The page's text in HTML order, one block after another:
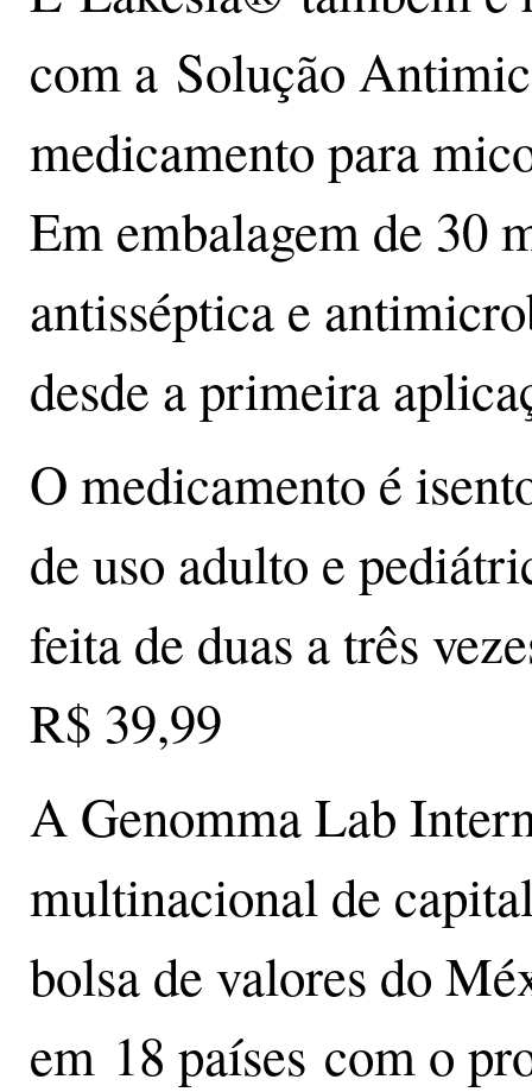
com a Solução
medicamento para
Em embalagem de 30
antisséptica e
desde a primeira
O medicamento é
de uso adulto e
feita de duas a três
R$ 39,99
A Genomma Lab
multinacional de
bolsa de valores do
em 18 países com o